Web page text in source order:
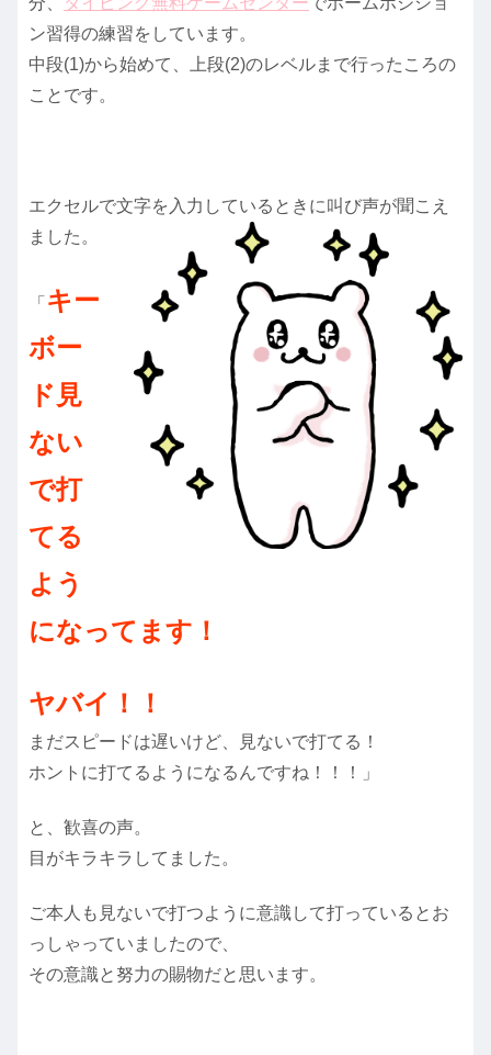
ン習得の練習をしています。
中段(1)から始めて、上段(2)のレベルまで行ったころの
ことです。
エクセルで文字を入力しているときに叫び声が聞こえ
ました。
「 キー
ボー
ド見
ない
で打
てる
よう
になってます！
ヤバイ！！
まだスピードは遅いけど、見ないで打てる！
ホントに打てるようになるんですね！！！」
と、歓喜の声。
目がキラキラしてました。
ご本人も見ないで打つように意識して打っているとお
っしゃっていましたので、
その意識と努力の賜物だと思います。